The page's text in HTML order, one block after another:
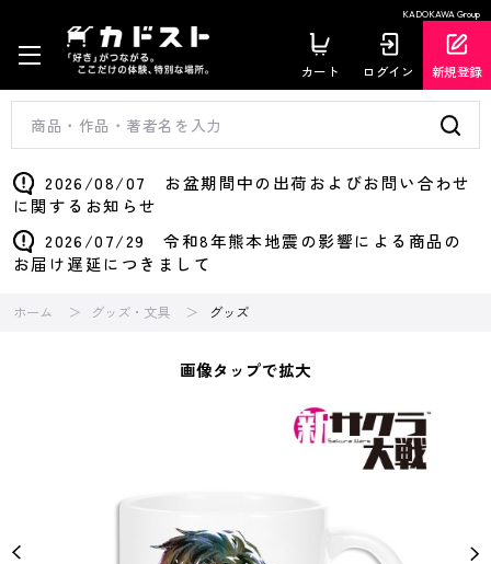
KADOKAWA Group
カート ログイン 新規登録
2026/08/07 お盆期間中の出荷およびお問い合わせ
に関するお知らせ
2026/07/29 令和8年熊本地震の影響による商品の
お届け遅延につきまして
ホーム グッズ・文具 グッズ
画像タップで拡大